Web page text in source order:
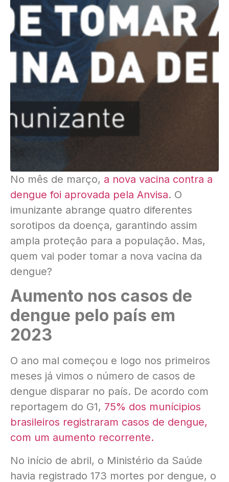
No mês de março, a nova vacina contra a
dengue foi aprovada pela Anvisa. O
imunizante abrange quatro diferentes
sorotipos da doença, garantindo assim
ampla proteção para a população. Mas,
quem vai poder tomar a nova vacina da
dengue?
Aumento nos casos de
dengue pelo país em
2023
O ano mal começou e logo nos primeiros
meses já vimos o número de casos de
dengue disparar no país. De acordo com
reportagem do G1, 75% dos munícipios
brasileiros registraram casos de dengue,
com um aumento recorrente.
No início de abril, o Ministério da Saúde
havia registrado 173 mortes por dengue, o